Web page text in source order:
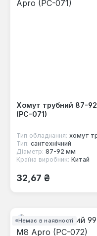
Хомут трубний 87-
(PC-071)
Тип обладнання: хомут
Тип: сантехнічний
Діаметр: 87-92 мм
Країна виробник: Китай
Звичайна ціна:
32,67 ₴
Немає в наявності